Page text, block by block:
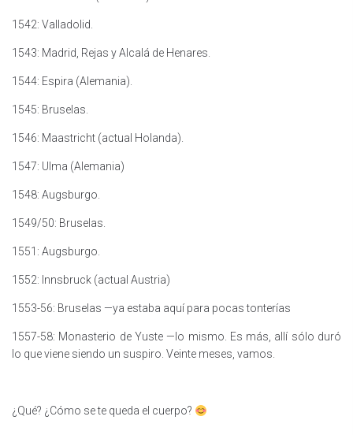
1542: Valladolid.
1543: Madrid, Rejas y Alcalá de Henares.
1544: Espira (Alemania).
1545: Bruselas.
1546: Maastricht (actual Holanda).
1547: Ulma (Alemania)
1548: Augsburgo.
1549/50: Bruselas.
1551: Augsburgo.
1552: Innsbruck (actual Austria)
1553-56: Bruselas —ya estaba aquí para pocas tonterías
1557-58: Monasterio de Yuste —lo mismo. Es más, allí sólo duró
lo que viene siendo un suspiro. Veinte meses, vamos.
¿Qué? ¿Cómo se te queda el cuerpo?